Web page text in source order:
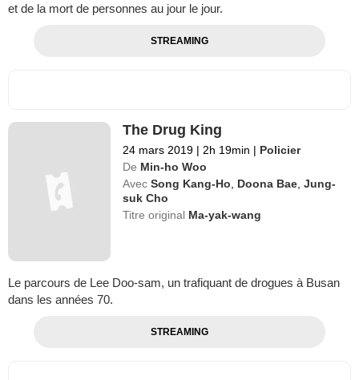
et de la mort de personnes au jour le jour.
STREAMING
The Drug King
24 mars 2019 | 2h 19min | Policier
De Min-ho Woo
Avec Song Kang-Ho Doona Bae ,Jung-
suk Cho
Titre original Ma-yak-wang
Le parcours de Lee Doo-sam, un trafiquant de drogues à Busan
dans les années 70.
STREAMING